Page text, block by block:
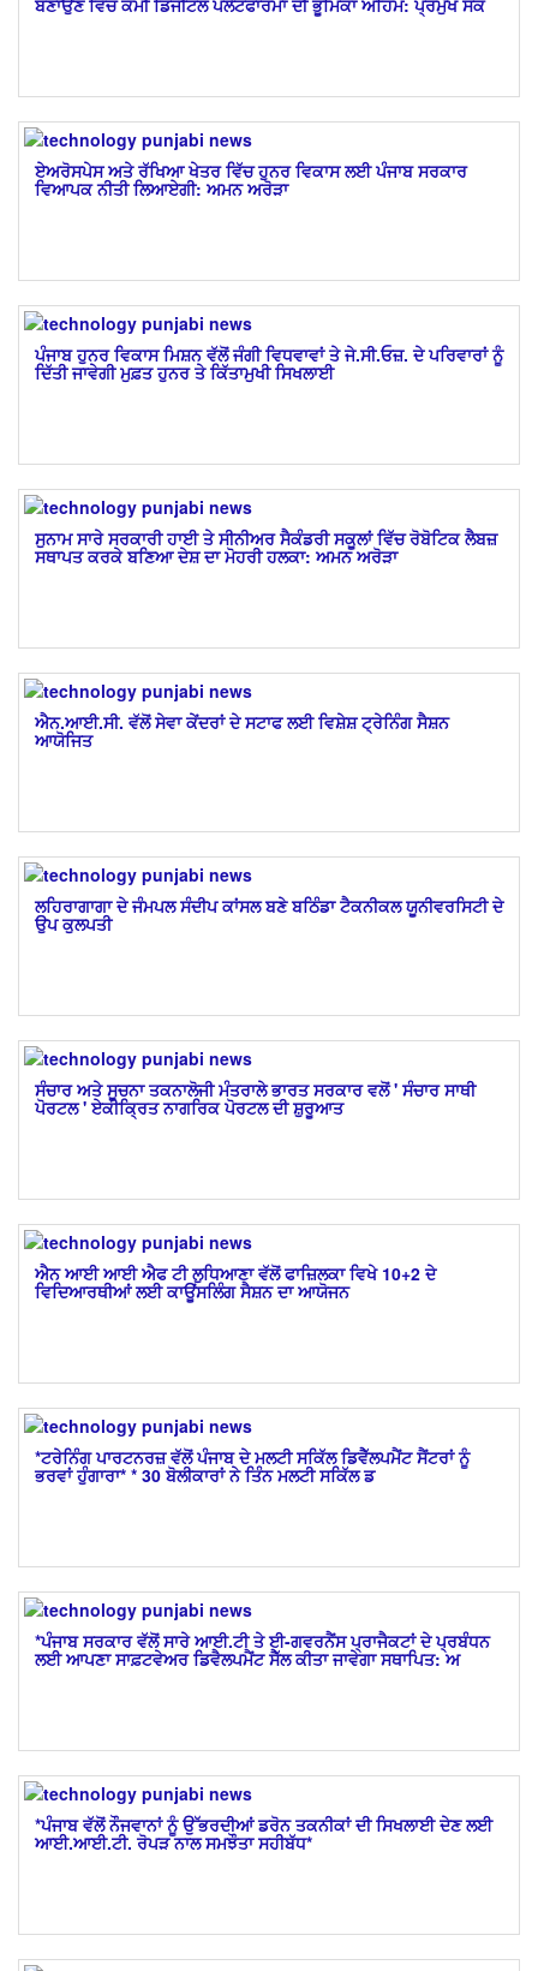
ਬਣਾਉਣ ਵਿੱਚ ਕੌਮੀ ਡਿਜੀਟਲ ਪਲੇਟਫਾਰਮਾਂ ਦੀ ਭੂਮਿਕਾ ਅਹਿਮ: ਪ੍ਰਮੁੱਖ ਸਕ
ਏਅਰੋਸਪੇਸ ਅਤੇ ਰੱਖਿਆ ਖੇਤਰ ਵਿੱਚ ਹੁਨਰ ਵਿਕਾਸ ਲਈ ਪੰਜਾਬ ਸਰਕਾਰ
ਵਿਆਪਕ ਨੀਤੀ ਲਿਆਏਗੀ: ਅਮਨ ਅਰੋੜਾ
ਪੰਜਾਬ ਹੁਨਰ ਵਿਕਾਸ ਮਿਸ਼ਨ ਵੱਲੋਂ ਜੰਗੀ ਵਿਧਵਾਵਾਂ ਤੇ ਜੇ.ਸੀ.ਓਜ਼. ਦੇ ਪਰਿਵਾਰਾਂ ਨੂੰ
ਦਿੱਤੀ ਜਾਵੇਗੀ ਮੁਫ਼ਤ ਹੁਨਰ ਤੇ ਕਿੱਤਾਮੁਖੀ ਸਿਖਲਾਈ
ਸੁਨਾਮ ਸਾਰੇ ਸਰਕਾਰੀ ਹਾਈ ਤੇ ਸੀਨੀਅਰ ਸੈਕੰਡਰੀ ਸਕੂਲਾਂ ਵਿੱਚ ਰੋਬੋਟਿਕ ਲੈਬਜ਼
ਸਥਾਪਤ ਕਰਕੇ ਬਣਿਆ ਦੇਸ਼ ਦਾ ਮੋਹਰੀ ਹਲਕਾ: ਅਮਨ ਅਰੋੜਾ
ਐਨ.ਆਈ.ਸੀ. ਵੱਲੋਂ ਸੇਵਾ ਕੇਂਦਰਾਂ ਦੇ ਸਟਾਫ ਲਈ ਵਿਸ਼ੇਸ਼ ਟ੍ਰੇਨਿੰਗ ਸੈਸ਼ਨ
ਆਯੋਜਿਤ
ਲਹਿਰਾਗਾਗਾ ਦੇ ਜੰਮਪਲ ਸੰਦੀਪ ਕਾਂਸਲ ਬਣੇ ਬਠਿੰਡਾ ਟੈਕਨੀਕਲ ਯੂਨੀਵਰਸਿਟੀ ਦੇ
ਉਪ ਕੁਲਪਤੀ
ਸੰਚਾਰ ਅਤੇ ਸੂਚਨਾ ਤਕਨਾਲੋਜੀ ਮੰਤਰਾਲੇ ਭਾਰਤ ਸਰਕਾਰ ਵਲੋਂ ' ਸੰਚਾਰ ਸਾਥੀ
ਪੋਰਟਲ ' ਏਕੀਕ੍ਰਿਤ ਨਾਗਰਿਕ ਪੋਰਟਲ ਦੀ ਸ਼ੁਰੂਆਤ
ਐਨ ਆਈ ਆਈ ਐਫ ਟੀ ਲੁਧਿਆਣਾ ਵੱਲੋਂ ਫਾਜ਼ਿਲਕਾ ਵਿਖੇ 10+2 ਦੇ
ਵਿਦਿਆਰਥੀਆਂ ਲਈ ਕਾਊਂਸਲਿੰਗ ਸੈਸ਼ਨ ਦਾ ਆਯੋਜਨ
*ਟਰੇਨਿੰਗ ਪਾਰਟਨਰਜ਼ ਵੱਲੋਂ ਪੰਜਾਬ ਦੇ ਮਲਟੀ ਸਕਿੱਲ ਡਿਵੈੱਲਪਮੈਂਟ ਸੈਂਟਰਾਂ ਨੂੰ
ਭਰਵਾਂ ਹੁੰਗਾਰਾ* * 30 ਬੋਲੀਕਾਰਾਂ ਨੇ ਤਿੰਨ ਮਲਟੀ ਸਕਿੱਲ ਡ
*ਪੰਜਾਬ ਸਰਕਾਰ ਵੱਲੋਂ ਸਾਰੇ ਆਈ.ਟੀ ਤੇ ਈ-ਗਵਰਨੈਂਸ ਪ੍ਰਾਜੈਕਟਾਂ ਦੇ ਪ੍ਰਬੰਧਨ
ਲਈ ਆਪਣਾ ਸਾਫ਼ਟਵੇਅਰ ਡਿਵੈਲਪਮੈਂਟ ਸੈੱਲ ਕੀਤਾ ਜਾਵੇਗਾ ਸਥਾਪਿਤ: ਅ
*ਪੰਜਾਬ ਵੱਲੋਂ ਨੌਜਵਾਨਾਂ ਨੂੰ ਉੱਭਰਦੀਆਂ ਡਰੋਨ ਤਕਨੀਕਾਂ ਦੀ ਸਿਖਲਾਈ ਦੇਣ ਲਈ
ਆਈ.ਆਈ.ਟੀ. ਰੋਪੜ ਨਾਲ ਸਮਝੌਤਾ ਸਹੀਬੱਧ*